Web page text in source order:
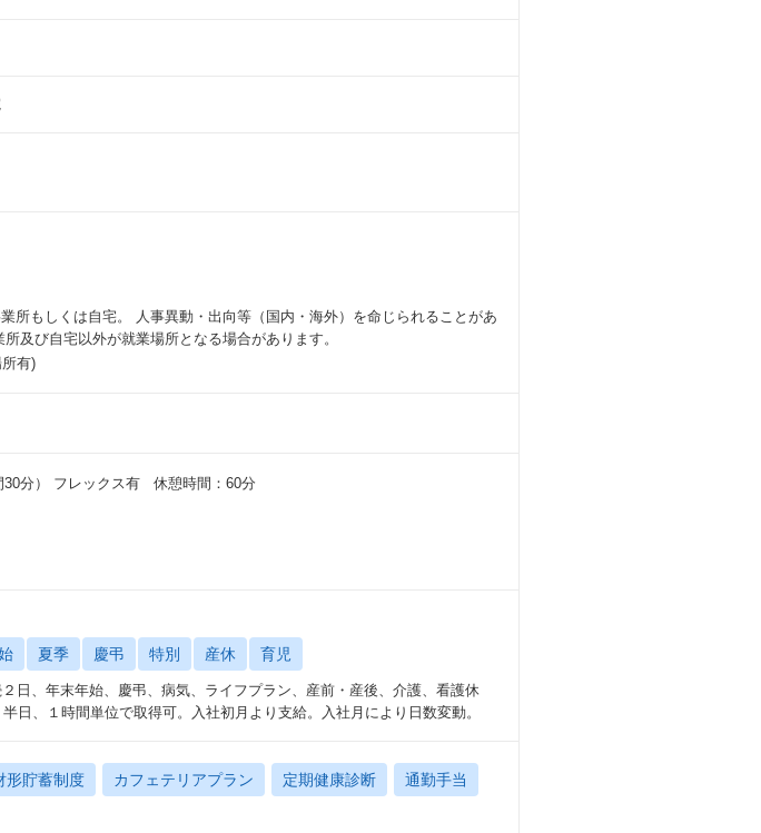
所もしくは自宅。 人事異動・出向等（国内・海外）を命じられることがあ
及び自宅以外が就業場所となる場合があります。
有)
30分） フレックス有 休憩時間：60分
夏季 慶弔 特別 産休 育児
日、年末年始、慶弔、病気、ライフプラン、産前・産後、介護、看護休
日、１時間単位で取得可。入社初月より支給。入社月により日数変動。
形貯蓄制度 カフェテリアプラン 定期健康診断 通勤手当